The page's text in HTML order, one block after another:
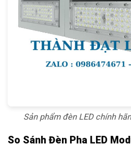
Sản phẩm đèn LED chính
So Sánh Đèn Pha LED